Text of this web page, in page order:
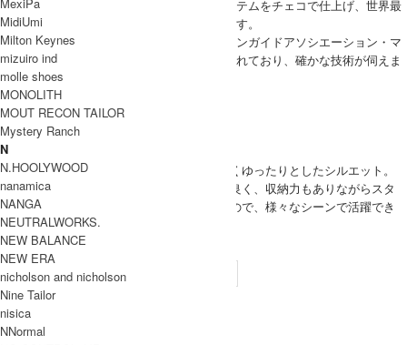
また、クオリティー統一のために全てのアイテムをチェコで仕上げ、世界最
高クラスの縫製技術とデザインを保っています。
チェコ国営の登山救援部隊・チェコマウンテンガイドアソシエーション・マ
ウンテンレスキューサービスにも公式採用されており、確かな技術が伺えま
す。
tilak 取り扱い商品
MODEL
MEN
(VOICE) サイズＭで程よくゆったりとしたシルエット。
とても軽くて、着心地が良く、収納力もありながらスタ
イリッシュにも着られるので、様々なシーンで活躍でき
SIZE
サイズ 裄丈 身幅
XS
S
MidiUmi
Milton Keynes
mizuiro ind
molle shoes
MONOLITH
MOUT RECON TAILOR
Mystery Ranch
N
N.HOOLYWOOD
nanamica
NANGA
NEUTRALWORKS.
NEW BALANCE
NEW ERA
nicholson and nicholson
Nine Tailor
nisica
NNormal